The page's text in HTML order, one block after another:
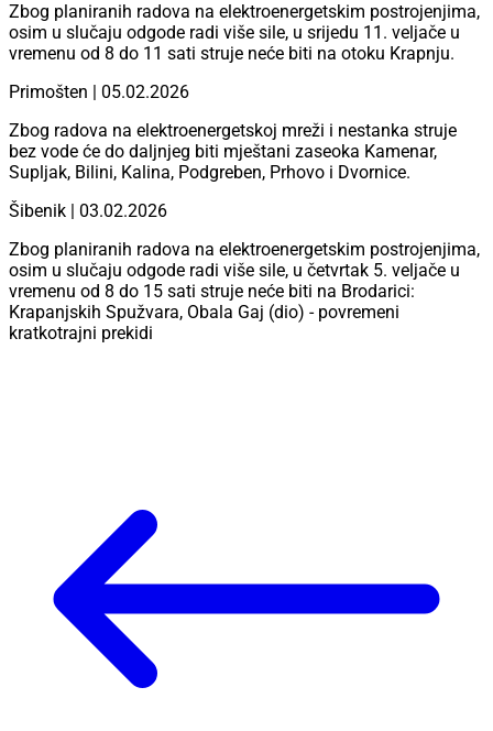
Zbog planiranih radova na elektroenergetskim postrojenjima,
osim u slučaju odgode radi više sile, u srijedu 11. veljače u
vremenu od 8 do 11 sati struje neće biti na otoku Krapnju.
Primošten | 05.02.2026
Zbog radova na elektroenergetskoj mreži i nestanka struje
bez vode će do daljnjeg biti mještani zaseoka Kamenar,
Supljak, Bilini, Kalina, Podgreben, Prhovo i Dvornice.
Šibenik | 03.02.2026
Zbog planiranih radova na elektroenergetskim postrojenjima,
osim u slučaju odgode radi više sile, u četvrtak 5. veljače u
vremenu od 8 do 15 sati struje neće biti na Brodarici:
Krapanjskih Spužvara, Obala Gaj (dio) - povremeni
kratkotrajni prekidi